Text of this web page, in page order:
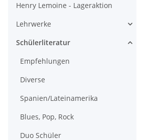
Henry Lemoine - Lageraktion
Lehrwerke
Schülerliteratur
Empfehlungen
Diverse
Spanien/Lateinamerika
Blues, Pop, Rock
Duo Schüler